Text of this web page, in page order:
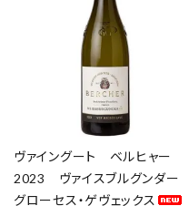
ヴァイングート ベルヒャー
2023 ヴァイスブルグンダー
グローセス・ゲヴェックス